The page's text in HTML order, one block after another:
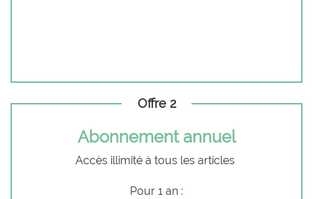
Offre 2
Abonnement annuel
Accès illimité à tous les articles
Pour 1 an :